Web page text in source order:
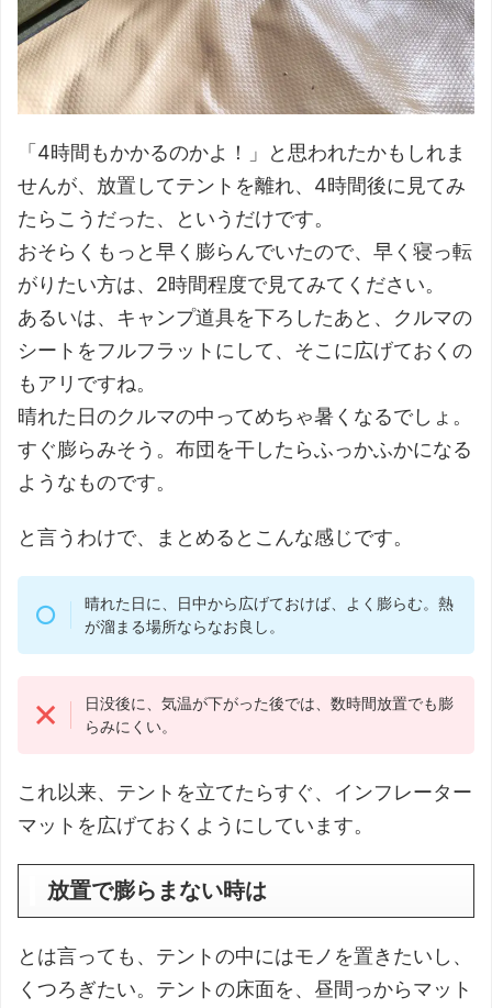
「4時間もかかるのかよ！」と思われたかもしれま
せんが、放置してテントを離れ、4時間後に見てみ
たらこうだった、というだけです。
おそらくもっと早く膨らんでいたので、早く寝っ転
がりたい方は、2時間程度で見てみてください。
あるいは、キャンプ道具を下ろしたあと、クルマの
シートをフルフラットにして、そこに広げておくの
もアリですね。
晴れた日のクルマの中ってめちゃ暑くなるでしょ。
すぐ膨らみそう。布団を干したらふっかふかになる
ようなものです。
と言うわけで、まとめるとこんな感じです。
晴れた日に、日中から広げておけば、よく膨らむ。熱
が溜まる場所ならなお良し。
日没後に、気温が下がった後では、数時間放置でも膨
らみにくい。
これ以来、テントを立てたらすぐ、インフレーター
マットを広げておくようにしています。
放置で膨らまない時は
とは言っても、テントの中にはモノを置きたいし、
くつろぎたい。テントの床面を、昼間っからマット